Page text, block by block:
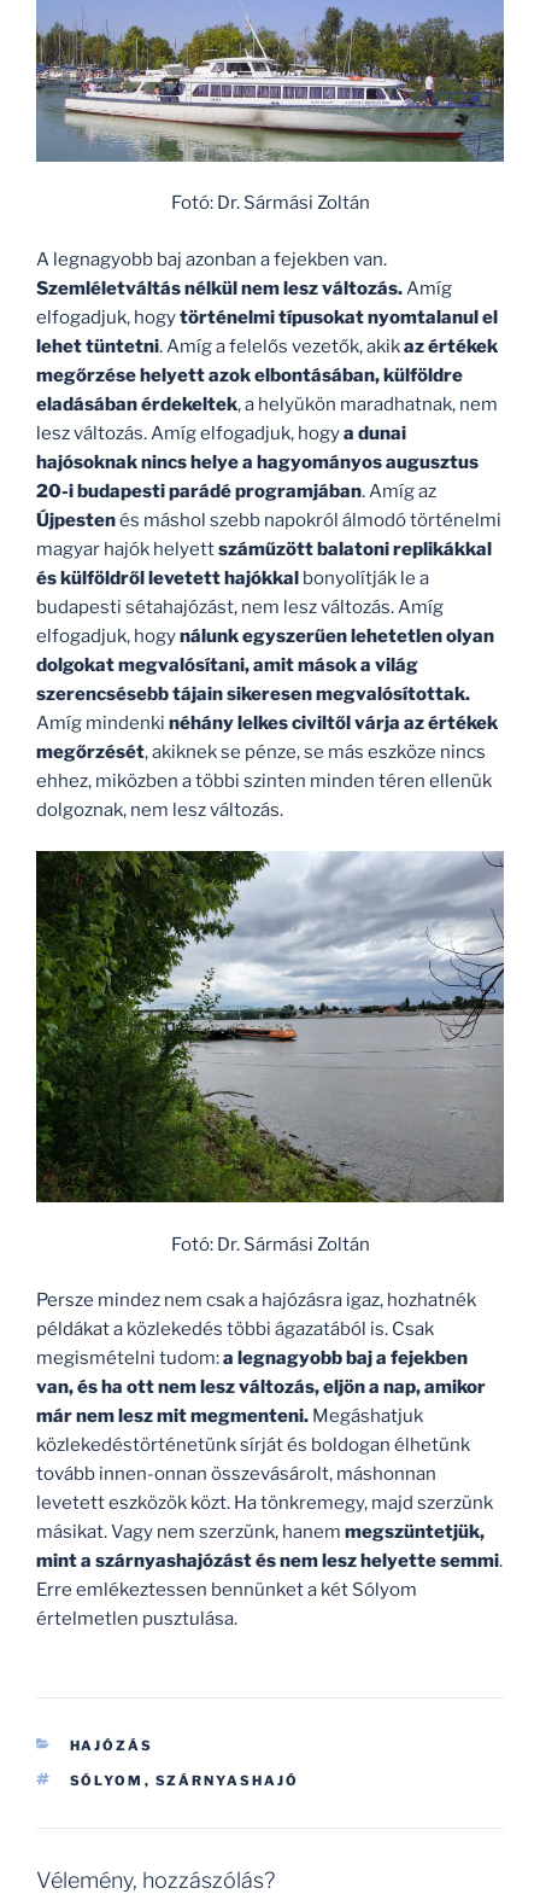
Fotó: Dr. Sármási Zoltán
A legnagyobb baj azonban a fejekben van.
Szemléletváltás nélkül nem lesz változás. Amíg
elfogadjuk, hogytörténelmi típusokat nyomtalanul el
lehet tüntetni. Amíg a felelős vezetők, akikaz értékek
megőrzése helyett azok elbontásában, külföldre
eladásában érdekeltek, a helyükön maradhatnak, nem
lesz változás. Amíg elfogadjuk, hogya dunai
hajósoknak nincs helye a hagyományos augusztus
20-i budapesti parádé programjában. Amíg az
Újpestenés máshol szebb napokról álmodó történelmi
magyar hajók helyettszáműzött balatoni replikákkal
és külföldről levetett hajókkal bonyolítják le a
budapesti sétahajózást, nem lesz változás. Amíg
elfogadjuk, hogynálunk egyszerűen lehetetlen olyan
dolgokat megvalósítani, amit mások a világ
szerencsésebb tájain sikeresen megvalósítottak.
Amíg mindenki néhány lelkes civiltől várja az értékek
megőrzését, akiknek se pénze, se más eszköze nincs
ehhez, miközben a többi szinten minden téren ellenük
dolgoznak, nem lesz változás.
Fotó: Dr. Sármási Zoltán
Persze mindez nem csak a hajózásra igaz, hozhatnék
példákat a közlekedés többi ágazatából is. Csak
megismételni tudom:a legnagyobb baj a fejekben
van, és ha ott nem lesz változás, eljön a nap, amikor
már nem lesz mit megmenteni. Megáshatjuk
közlekedéstörténetünk sírját és boldogan élhetünk
tovább innen-onnan összevásárolt, máshonnan
levetett eszközök közt. Ha tönkremegy, majd szerzünk
másikat. Vagy nem szerzünk, hanem megszüntetjük,
mint a szárnyashajózást és nem lesz helyette semmi.
Erre emlékeztessen bennünket a két Sólyom
értelmetlen pusztulása.
KATEGÓRIÁK
HAJÓZÁS
CÍMKÉK
SÓLYOM , SZÁRNYASHAJÓ
Vélemény, hozzászólás?